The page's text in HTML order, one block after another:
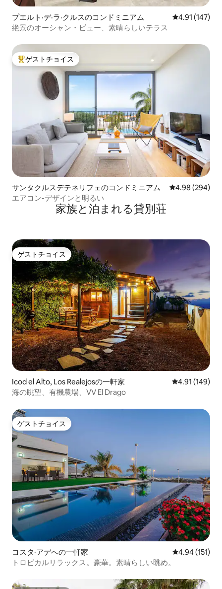
プエルト·デ·ラ·クルスのコンドミニアム レビュー147
4.91 (147)
絶景のオーシャン・ビュー、素晴らしいテラス
大好評のゲストチョイスです。
ゲストチョイス
サンタクルスデテネリフェのコンドミニアム レビュー294
4.98 (294)
エアコン-デザインと明るい
家族と泊まれる貸別荘
ゲストチョイス
ゲストチョイス
Icod el Alto, Los Realejosの一軒家 レビュー149
4.91 (149)
海の眺望、有機農場、VV El Drago
ゲストチョイス
ゲストチョイス
コスタ·アデへの一軒家 レビュー151
4.94 (151)
トロピカルリラックス。豪華。素晴らしい眺め。